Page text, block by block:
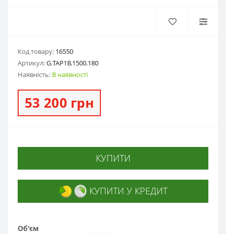
Код товару: 16550
Артикул:G.ТАP1B.1500.180
Наявність: В наявності
53 200 грн
Об'єм
КУПИТИ
КУПИТИ У КРЕДИТ